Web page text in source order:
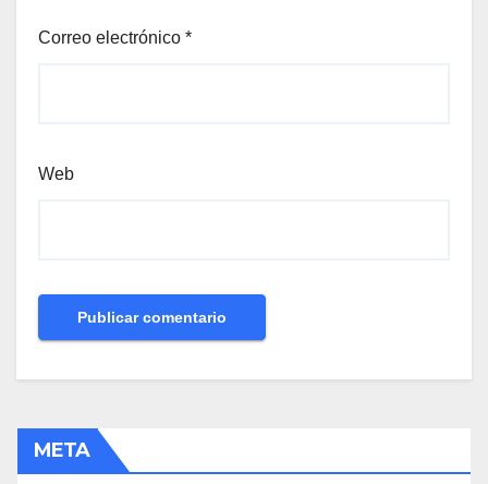
Correo electrónico *
Web
META